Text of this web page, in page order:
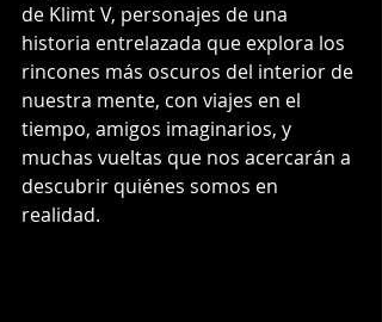
de Klimt V, personajes de una
historia entrelazada que explora los
rincones más oscuros del interior de
nuestra mente, con viajes en el
tiempo, amigos imaginarios, y
muchas vueltas que nos acercarán a
descubrir quiénes somos en
realidad.